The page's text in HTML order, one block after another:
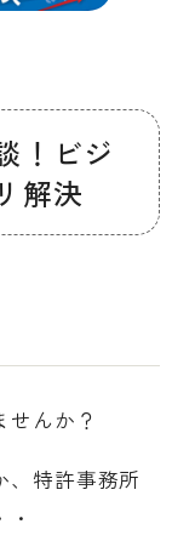
！ビジ
解決
せんか？
、特許事務所